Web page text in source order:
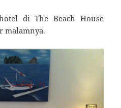
di The Beach House
malamnya.